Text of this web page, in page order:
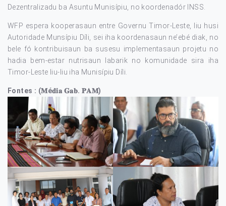
Dezentralizadu ba Asuntu Munisípiu, no koordenadór INSS.
WFP espera kooperasaun entre Governu Timor-Leste, liu husi
Autoridade Munsípiu Díli, sei iha koordenasaun ne’ebé diak, no
bele fó kontribuisaun ba susesu implementasaun projetu no
hadia bem-estar nutrisaun labarik no komunidade sira iha
Timor-Leste liu-liu iha Munisípiu Díli.
Fontes : (𝐌é𝐝𝐢𝐚 𝐆𝐚𝐛. 𝐏𝐀𝐌)